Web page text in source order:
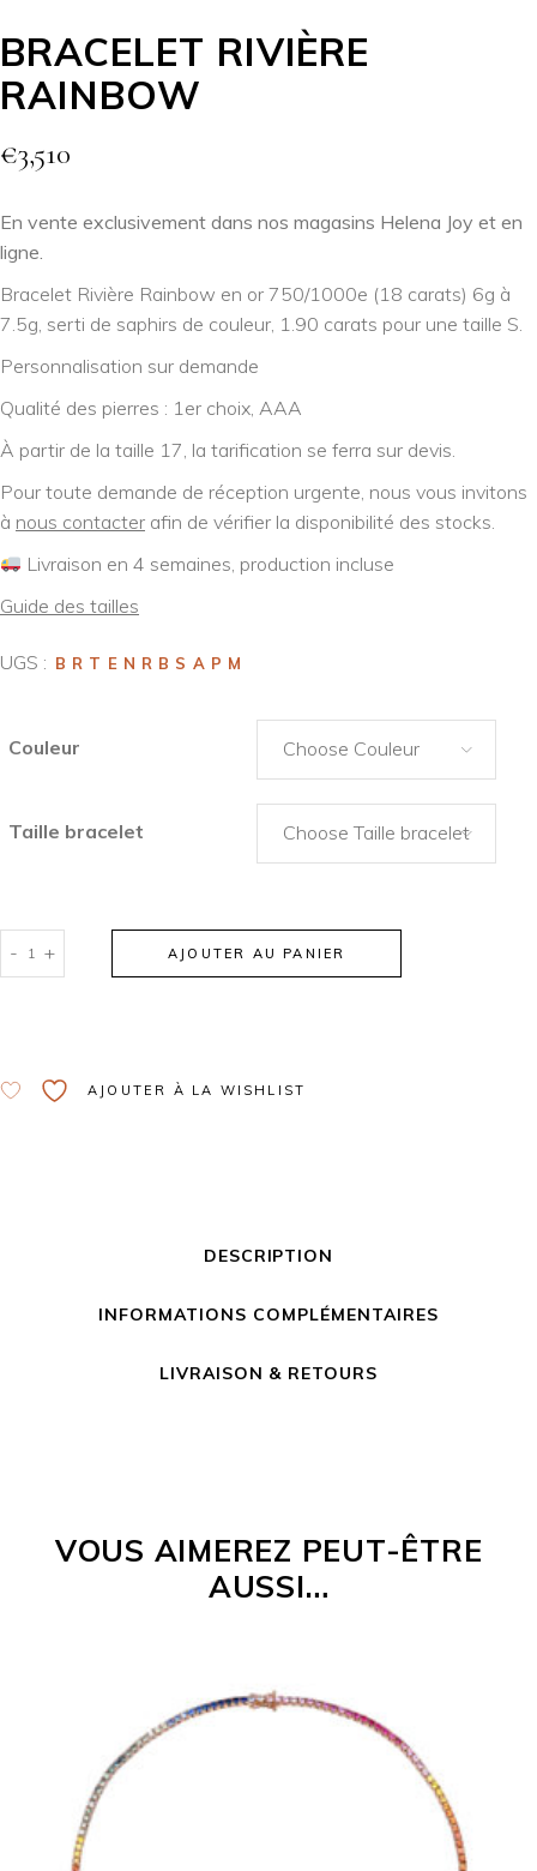
BRACELET RIVIÈRE
RAINBOW
€3,510
En vente exclusivement dans nos magasins Helena Joy et en
ligne.
Bracelet Rivière Rainbow en or 750/1000e (18 carats) 6g à
7.5g, serti de saphirs de couleur, 1.90 carats pour une taille S.
Personnalisation sur demande
Qualité des pierres : 1er choix, AAA
À partir de la taille 17, la tarification se ferra sur devis.
Pour toute demande de réception urgente, nous vous invitons
à nous contacter afin de vérifier la disponibilité des stocks.
Livraison en 4 semaines, production incluse
Guide des tailles
UGS : BRTENRBSAPM
Couleur Choose Couleur
Taille bracelet Choose Taille bracelet
- + AJOUTER AU PANIER
AJOUTER À LA WISHLIST
DESCRIPTION
INFORMATIONS COMPLÉMENTAIRES
LIVRAISON & RETOURS
VOUS AIMEREZ PEUT-ÊTRE
AUSSI…